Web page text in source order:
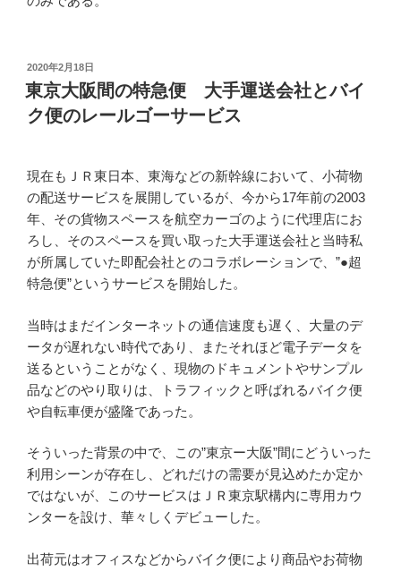
投
稿
日:
2020年2月18日
東京大阪間の特急便 大手運送会社とバイ
ク便のレールゴーサービス
現在もＪＲ東日本、東海などの新幹線において、小荷物
の配送サービスを展開しているが、今から17年前の2003
年、その貨物スペースを航空カーゴのように代理店にお
ろし、そのスペースを買い取った大手運送会社と当時私
が所属していた即配会社とのコラボレーションで、”●超
特急便”というサービスを開始した。
当時はまだインターネットの通信速度も遅く、大量のデ
ータが遅れない時代であり、またそれほど電子データを
送るということがなく、現物のドキュメントやサンプル
品などのやり取りは、トラフィックと呼ばれるバイク便
や自転車便が盛隆であった。
そういった背景の中で、この”東京ー大阪”間にどういった
利用シーンが存在し、どれだけの需要が見込めたか定か
ではないが、このサービスはＪＲ東京駅構内に専用カウ
ンターを設け、華々しくデビューした。
出荷元はオフィスなどからバイク便により商品やお荷物